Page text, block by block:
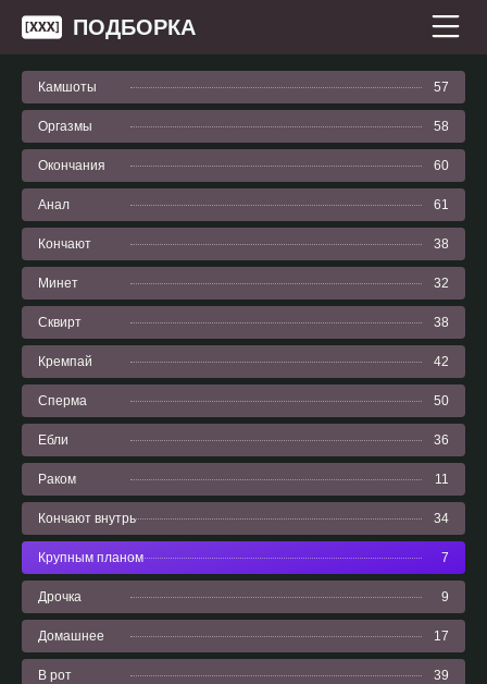
ПОДБОРКА
Камшоты 57
Оргазмы 58
Окончания 60
Анал 61
Кончают 38
Минет 32
Сквирт 38
Кремпай 42
Сперма 50
Ебли 36
Раком 11
Кончают внутрь 34
Крупным планом 7
Дрочка 9
Домашнее 17
В рот 39